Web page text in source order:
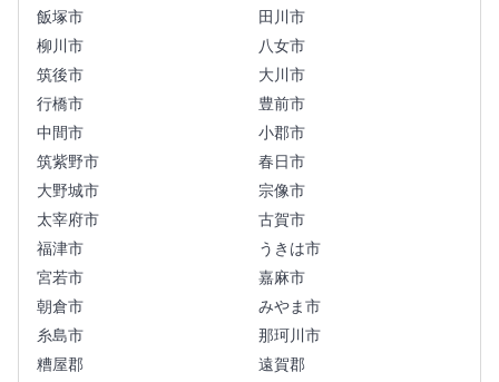
飯塚市
田川市
柳川市
八女市
筑後市
大川市
行橋市
豊前市
中間市
小郡市
筑紫野市
春日市
大野城市
宗像市
太宰府市
古賀市
福津市
うきは市
宮若市
嘉麻市
朝倉市
みやま市
糸島市
那珂川市
糟屋郡
遠賀郡